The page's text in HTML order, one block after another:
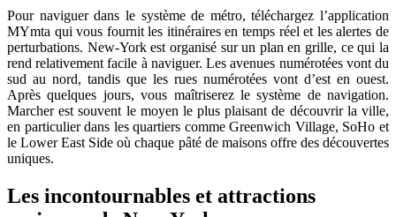
Pour naviguer dans le système de métro, téléchargez l’application
MYmta qui vous fournit les itinéraires en temps réel et les alertes de
perturbations. New-York est organisé sur un plan en grille, ce qui la
rend relativement facile à naviguer. Les avenues numérotées vont du
sud au nord, tandis que les rues numérotées vont d’est en ouest.
Après quelques jours, vous maîtriserez le système de navigation.
Marcher est souvent le moyen le plus plaisant de découvrir la ville,
en particulier dans les quartiers comme Greenwich Village, SoHo et
le Lower East Side où chaque pâté de maisons offre des découvertes
uniques.
Les incontournables et attractions